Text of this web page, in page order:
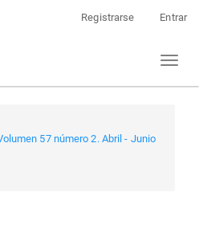
Registrarse Entrar
Toggle
57 número 2. Abril - Junio